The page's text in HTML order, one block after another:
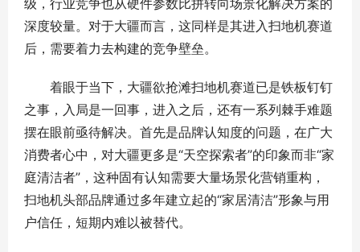
级，行业竞争也从硬件参数比拼转向场景化解决方案的
深度较量。对于大疆而言，这同样是其进入扫地机赛道
后，需要着力去构建的竞争壁垒。
着眼于当下，大疆欲抢滩扫地机赛道已是铁板钉钉
之事，入局是一回事，进入之后，还有一系列棘手难题
摆在眼前亟待解决。首先是品牌认知度的问题，在广大
消费者心中，对大疆更多是“天空探索者”的印象而非“家
庭清洁者”，这种固有认知需要大量场景化营销重构，
扫地机头部品牌通过多年建立起的“家居清洁”形象与用
户信任，短期内难以被替代。